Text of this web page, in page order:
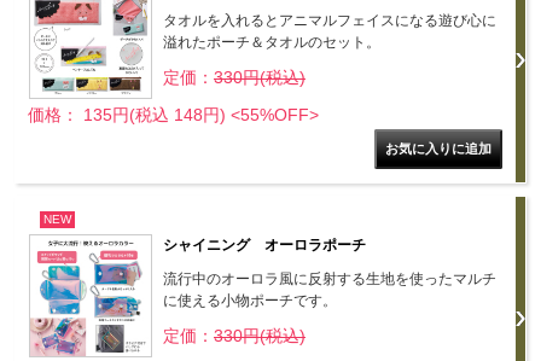
タオルを入れるとアニマルフェイスになる遊び心に
溢れたポーチ＆タオルのセット。
定価： 330円(税込)
価格： 135円(税込 148円) <55%OFF>
NEW
シャイニング オーロラポーチ
流行中のオーロラ風に反射する生地を使ったマルチ
に使える小物ポーチです。
定価： 330円(税込)